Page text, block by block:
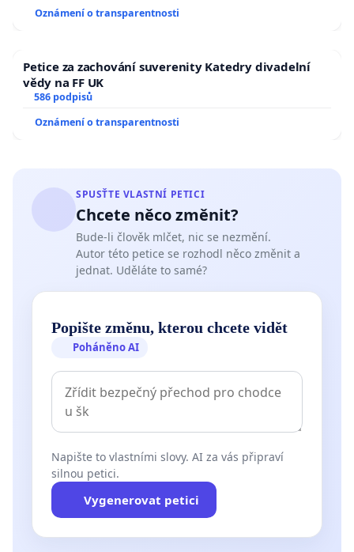
Oznámení o transparentnosti
Petice za zachování suverenity Katedry divadelní
vědy na FF UK
586 podpisů
Oznámení o transparentnosti
SPUSŤTE VLASTNÍ PETICI
Chcete něco změnit?
Bude-li člověk mlčet, nic se nezmění.
Autor této petice se rozhodl něco změnit a
jednat. Uděláte to samé?
Popište změnu, kterou chcete vidět
Poháněno AI
Napište to vlastními slovy. AI za vás připraví
silnou petici.
Vygenerovat petici